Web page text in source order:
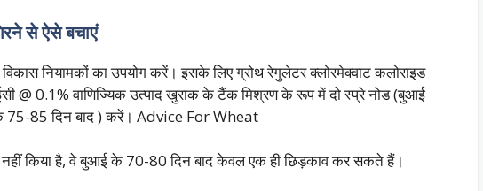
से ऐसे बचाएं
नियामकों का उपयोग करें। इसके लिए ग्रोथ रेगुलेटर क्लोरमेक्वाट कलोराइड
@ 0.1% वाणिज्यिक उत्पाद खुराक के टैंक मिश्रण के रूप में दो स्प्रे नोड (बुआई
75-85 दिन बाद ) करें। Advice For Wheat
नहीं किया है, वे बुआई के 70-80 दिन बाद केवल एक ही छिड़काव कर सकते हैं।